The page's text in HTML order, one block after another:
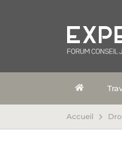
Accueil